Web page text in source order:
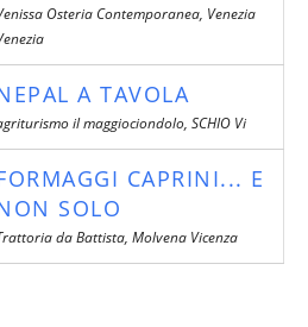
Osteria Contemporanea, Venezia
A TAVOLA
il maggiociondolo, SCHIO Vi
CAPRINI... E
SOLO
da Battista, Molvena Vicenza